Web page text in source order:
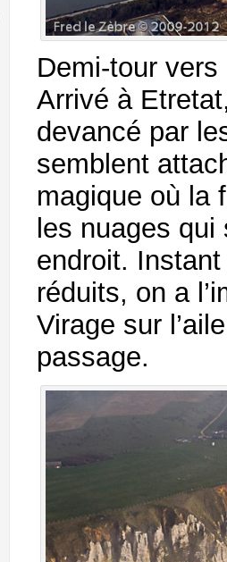
Demi-tour
Arrivé à
devancé par
semblent
magique où la
les nuages
endroit.
réduits, on a
Virage sur
passage.